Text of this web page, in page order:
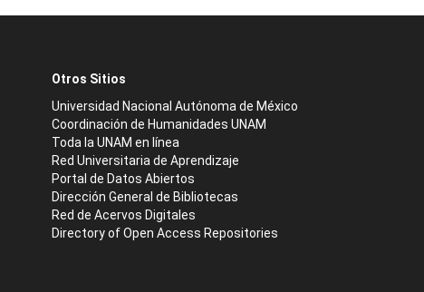
Otros Sitios
Universidad Nacional Autónoma de México
Coordinación de Humanidades UNAM
Toda la UNAM en línea
Red Universitaria de Aprendizaje
Portal de Datos Abiertos
Dirección General de Bibliotecas
Red de Acervos Digitales
Directory of Open Access Repositories